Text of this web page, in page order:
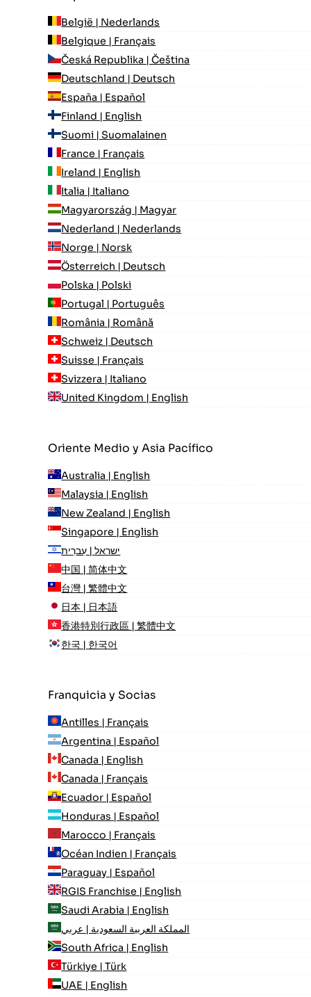
België | Nederlands
Belgique | Français
Česká Republika | Čeština
Deutschland | Deutsch
España | Español
Finland | English
Suomi | Suomalainen
France | Français
Ireland | English
Italia | Italiano
Magyarország | Magyar
Nederland | Nederlands
Norge | Norsk
Österreich | Deutsch
Polska | Polski
Portugal | Português
România | Română
Schweiz | Deutsch
Suisse | Français
Svizzera | Italiano
United Kingdom | English
Oriente Medio y Asia Pacífico
Australia | English
Malaysia | English
New Zealand | English
Singapore | English
ישראל | עִברִית
中国 | 简体中文
台灣 | 繁體中文
日本 | 日本語
香港特別行政區 | 繁體中文
한국 | 한국어
Franquicia y Socias
Antilles | Français
Argentina | Español
Canada | English
Canada | Français
Ecuador | Español
Honduras | Español
Marocco | Français
Océan Indien | Français
Paraguay | Español
RGIS Franchise | English
Saudi Arabia | English
المملكة العربية السعودية | عربي
South Africa | English
Türkiye | Türk
UAE | English